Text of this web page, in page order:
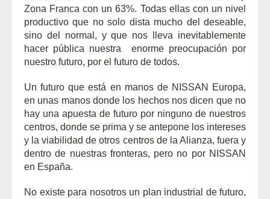
Zona Franca con un 63%. Todas ellas con un nivel
productivo que no solo dista mucho del deseable,
sino del normal, y que nos lleva inevitablemente
hacer pública nuestra enorme preocupación por
nuestro futuro, por el futuro de todos.
Un futuro que está en manos de NISSAN Europa,
en unas manos donde los hechos nos dicen que no
hay una apuesta de futuro por ninguno de nuestros
centros, donde se prima y se antepone los intereses
y la viabilidad de otros centros de la Alianza, fuera y
dentro de nuestras fronteras, pero no por NISSAN
en España.
No existe para nosotros un plan industrial de futuro,